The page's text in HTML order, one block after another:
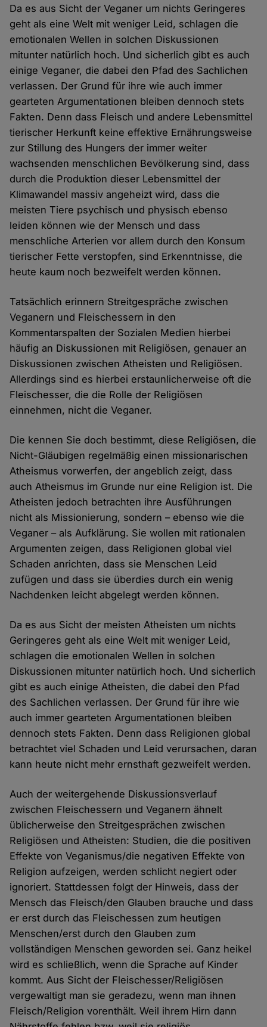
Da es aus Sicht der Veganer um nichts Geringeres
geht als eine Welt mit weniger Leid, schlagen die
emotionalen Wellen in solchen Diskussionen
mitunter natürlich hoch. Und sicherlich gibt es auch
einige Veganer, die dabei den Pfad des Sachlichen
verlassen. Der Grund für ihre wie auch immer
gearteten Argumentationen bleiben dennoch stets
Fakten. Denn dass Fleisch und andere Lebensmittel
tierischer Herkunft keine effektive Ernährungsweise
zur Stillung des Hungers der immer weiter
wachsenden menschlichen Bevölkerung sind, dass
durch die Produktion dieser Lebensmittel der
Klimawandel massiv angeheizt wird, dass die
meisten Tiere psychisch und physisch ebenso
leiden können wie der Mensch und dass
menschliche Arterien vor allem durch den Konsum
tierischer Fette verstopfen, sind Erkenntnisse, die
heute kaum noch bezweifelt werden können.
Tatsächlich erinnern Streitgespräche zwischen
Veganern und Fleischessern in den
Kommentarspalten der Sozialen Medien hierbei
häufig an Diskussionen mit Religiösen, genauer an
Diskussionen zwischen Atheisten und Religiösen.
Allerdings sind es hierbei erstaunlicherweise oft die
Fleischesser, die die Rolle der Religiösen
einnehmen, nicht die Veganer.
Die kennen Sie doch bestimmt, diese Religiösen, die
Nicht-Gläubigen regelmäßig einen missionarischen
Atheismus vorwerfen, der angeblich zeigt, dass
auch Atheismus im Grunde nur eine Religion ist. Die
Atheisten jedoch betrachten ihre Ausführungen
nicht als Missionierung, sondern – ebenso wie die
Veganer – als Aufklärung. Sie wollen mit rationalen
Argumenten zeigen, dass Religionen global viel
Schaden anrichten, dass sie Menschen Leid
zufügen und dass sie überdies durch ein wenig
Nachdenken leicht abgelegt werden können.
Da es aus Sicht der meisten Atheisten um nichts
Geringeres geht als eine Welt mit weniger Leid,
schlagen die emotionalen Wellen in solchen
Diskussionen mitunter natürlich hoch. Und sicherlich
gibt es auch einige Atheisten, die dabei den Pfad
des Sachlichen verlassen. Der Grund für ihre wie
auch immer gearteten Argumentationen bleiben
dennoch stets Fakten. Denn dass Religionen global
betrachtet viel Schaden und Leid verursachen, daran
kann heute nicht mehr ernsthaft gezweifelt werden.
Auch der weitergehende Diskussionsverlauf
zwischen Fleischessern und Veganern ähnelt
üblicherweise den Streitgesprächen zwischen
Religiösen und Atheisten: Studien, die die positiven
Effekte von Veganismus/die negativen Effekte von
Religion aufzeigen, werden schlicht negiert oder
ignoriert. Stattdessen folgt der Hinweis, dass der
Mensch das Fleisch/den Glauben brauche und dass
er erst durch das Fleischessen zum heutigen
Menschen/erst durch den Glauben zum
vollständigen Menschen geworden sei. Ganz heikel
wird es schließlich, wenn die Sprache auf Kinder
kommt. Aus Sicht der Fleischesser/Religiösen
vergewaltigt man sie geradezu, wenn man ihnen
Fleisch/Religion vorenthält. Weil ihrem Hirn dann